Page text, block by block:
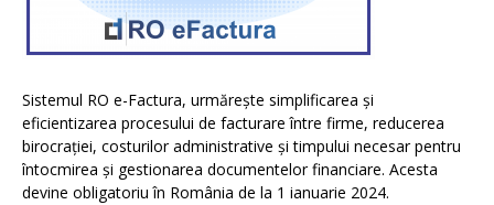
Sistemul RO e-Factura, urmărește simplificarea și
eficientizarea procesului de facturare între firme, reducerea
birocrației, costurilor administrative și timpului necesar pentru
întocmirea și gestionarea documentelor financiare. Acesta
devine obligatoriu în România de la 1 ianuarie 2024.